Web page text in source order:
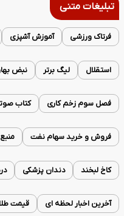
تبلیغات متنی
فرتاک ورزشی آموزش آشپزی
استقلال لیگ برتر نبض
فصل سوم زخم کاری کتاب
فروش و خرید سهام نفت
کاخ لبخند دندان پزشکی
آخرین اخبار لحظه ای قیمت